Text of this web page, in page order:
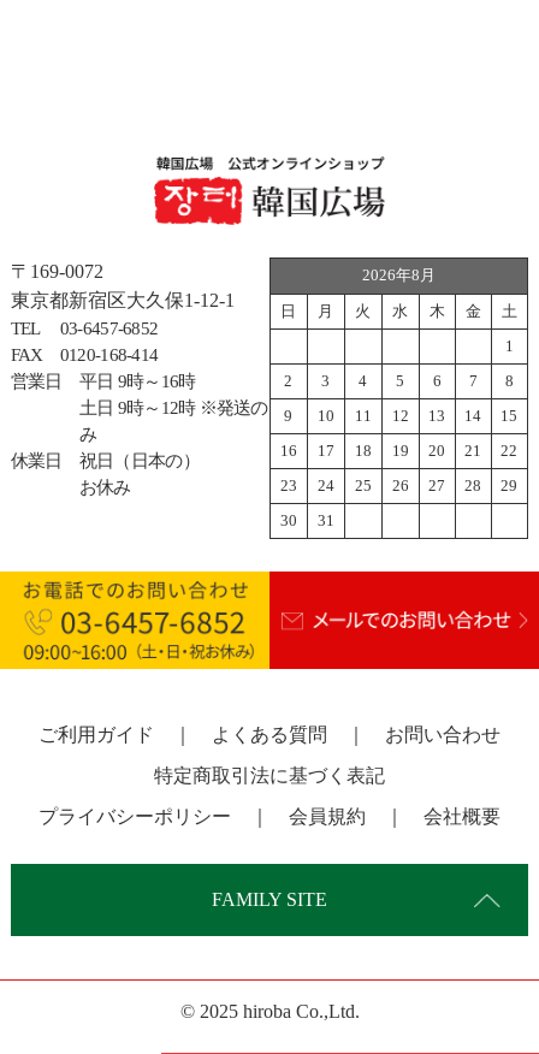
〒169-0072
東京都新宿区大久保1-12-1
TEL
03-6457-6852
FAX
0120-168-414
営業日
平日 9時～16時
土日 9時～12時 ※発送の
み
休業日
祝日（日本の）
お休み
2026年8月
日 月 火 水 木 金 土
1
2 3 4 5 6 7 8
9 10 11 12 13 14 15
16 17 18 19 20 21 22
23 24 25 26 27 28 29
30 31
ご利用ガイド よくある質問
お問い合わせ
特定商取引法に基づく表記
プライバシーポリシー
会員規約 会社概要
FAMILY SITE
© 2025 hiroba Co.,Ltd.